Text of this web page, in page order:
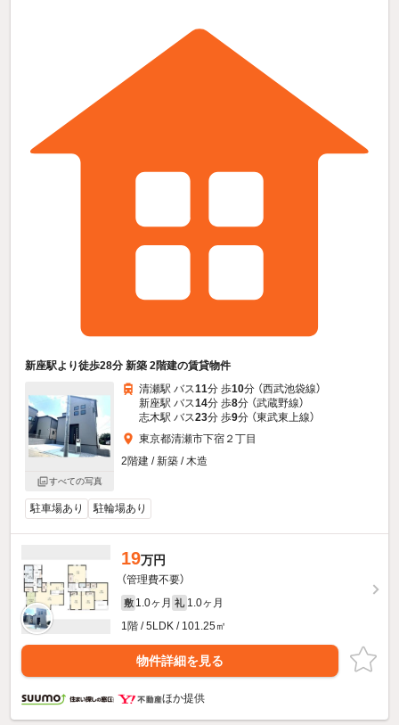
新座駅より徒歩28分 新築 2階建の賃貸物件
すべての写真
清瀬駅 バス11分 歩10分 （西武池袋線）
新座駅 バス14分 歩8分 （武蔵野線）
志木駅 バス23分 歩9分 （東武東上線）
東京都清瀬市下宿２丁目
2階建 / 新築 / 木造
駐車場あり 駐輪場あり
19万円
（管理費不要）
敷 1.0ヶ月 礼 1.0ヶ月
1階 / 5LDK / 101.25㎡
物件詳細を見る
ほか提供